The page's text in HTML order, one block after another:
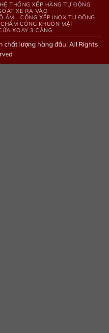
HỆ THỐNG XẾP HÀNG TỰ ĐỘNG
XE RA VÀO
ẨM
CỔNG XẾP INOX TỰ ĐỘNG
CHẤM CÔNG KHUÔN MẶT
XOAY 3 CÀNG
chất lượng hàng đầu. All Rights